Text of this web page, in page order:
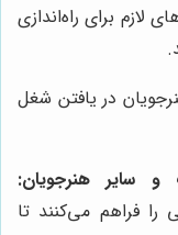
لازم برای راه‌اندازی
در یافتن شغل
و سایر هنرجویان:
فراهم می‌کنند تا